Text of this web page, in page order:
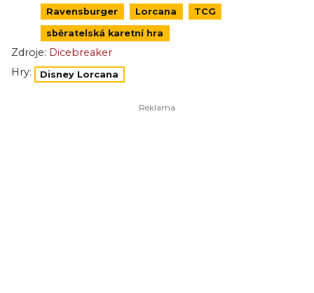
Ravensburger Lorcana TCG
sběratelská karetní hra
Zdroje: Dicebreaker
Hry:
Disney Lorcana